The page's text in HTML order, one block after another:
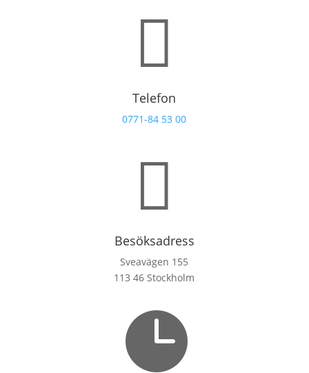

Telefon
0771-84 53 00

Besöksadress
Sveavägen 155
113 46 Stockholm
